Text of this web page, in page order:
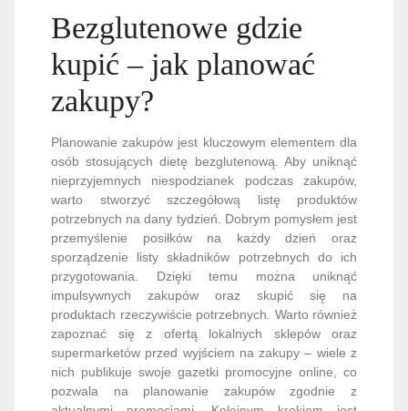
Bezglutenowe gdzie
kupić – jak planować
zakupy?
Planowanie zakupów jest kluczowym elementem dla
osób stosujących dietę bezglutenową. Aby uniknąć
nieprzyjemnych niespodzianek podczas zakupów,
warto stworzyć szczegółową listę produktów
potrzebnych na dany tydzień. Dobrym pomysłem jest
przemyślenie posiłków na każdy dzień oraz
sporządzenie listy składników potrzebnych do ich
przygotowania. Dzięki temu można uniknąć
impulsywnych zakupów oraz skupić się na
produktach rzeczywiście potrzebnych. Warto również
zapoznać się z ofertą lokalnych sklepów oraz
supermarketów przed wyjściem na zakupy – wiele z
nich publikuje swoje gazetki promocyjne online, co
pozwala na planowanie zakupów zgodnie z